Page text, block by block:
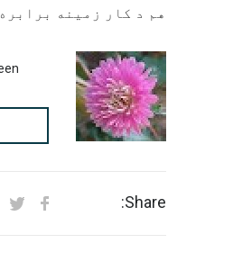
هم د کار زمینه
Share: